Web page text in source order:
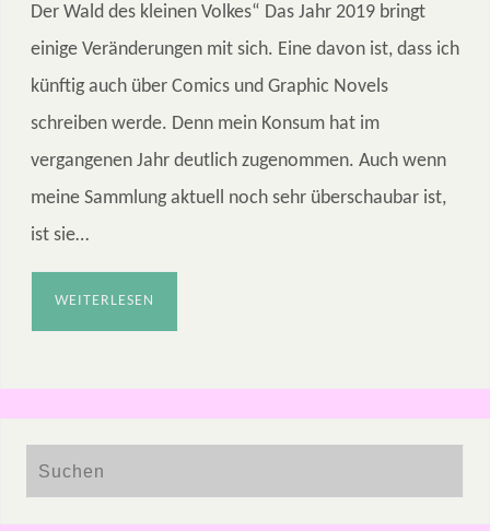
Der Wald des kleinen Volkes“ Das Jahr 2019 bringt
einige Veränderungen mit sich. Eine davon ist, dass ich
künftig auch über Comics und Graphic Novels
schreiben werde. Denn mein Konsum hat im
vergangenen Jahr deutlich zugenommen. Auch wenn
meine Sammlung aktuell noch sehr überschaubar ist,
ist sie…
WEITERLESEN